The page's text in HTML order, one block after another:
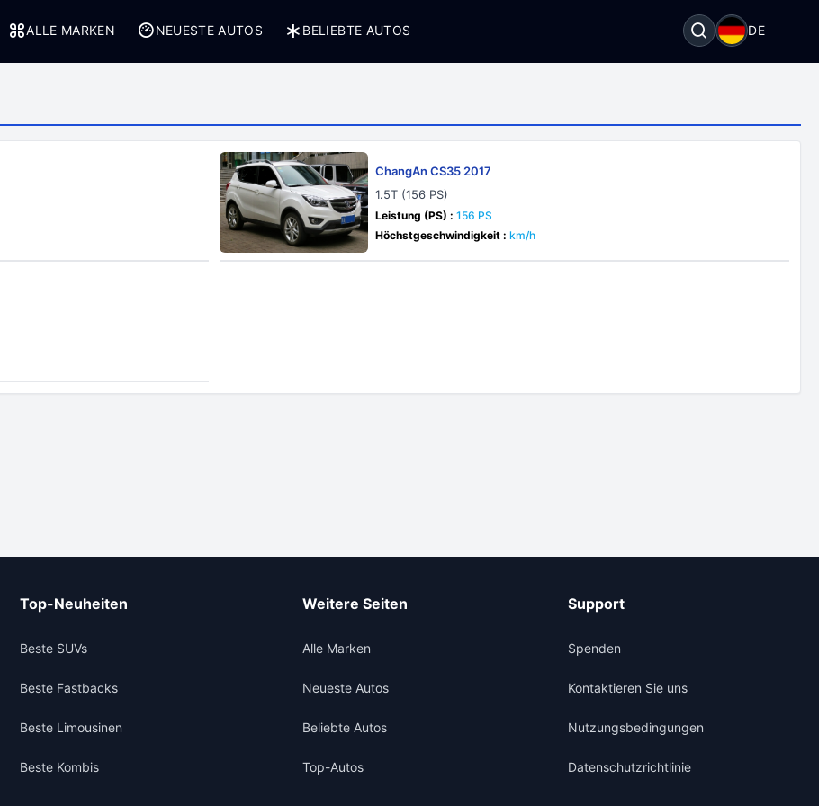
ALLE MARKEN NEUESTE AUTOS BELIEBTE AUTOS DE
ChangAn CS35 2017
1.5T (156 PS)
Leistung (PS) : 156 PS
Höchstgeschwindigkeit : km/h
Top-Neuheiten
Beste SUVs
Beste Fastbacks
Beste Limousinen
Beste Kombis
Weitere Seiten
Alle Marken
Neueste Autos
Beliebte Autos
Top-Autos
Support
Spenden
Kontaktieren Sie uns
Nutzungsbedingungen
Datenschutzrichtlinie